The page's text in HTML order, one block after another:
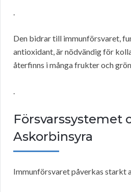
.
Den bidrar till immunförsvaret,
antioxidant, är nödvändig för
återfinns i många frukter och
.
Försvarssystemet
Askorbinsyra
Immunförsvaret påverkas starkt